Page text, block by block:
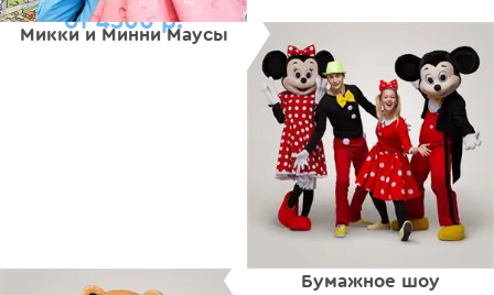
Микки и Минни Маусы
от 4500 р.
Бумажное шоу